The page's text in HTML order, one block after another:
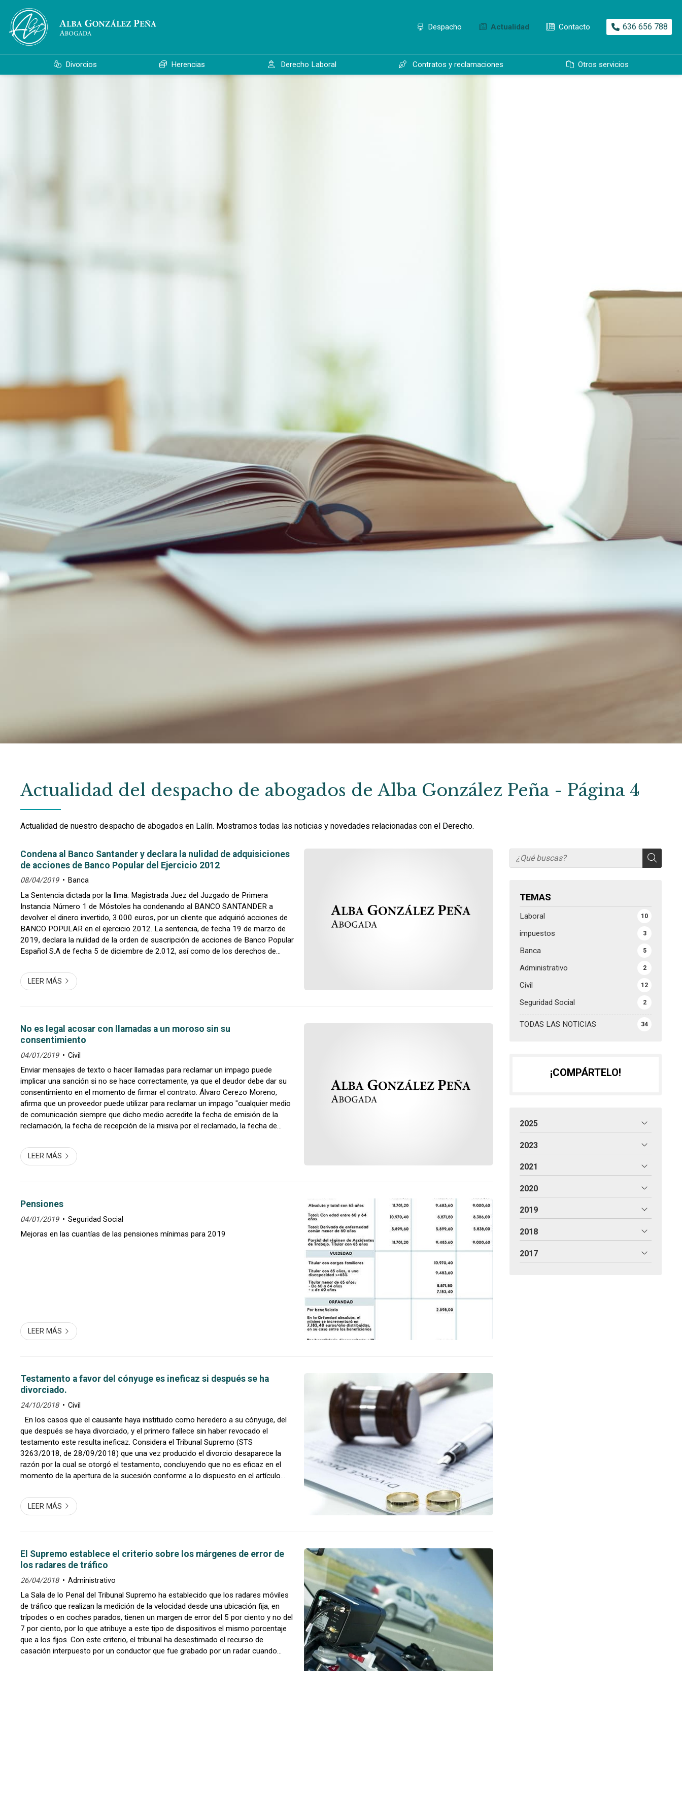
Despacho Actualidad Contacto 636 656 788
Divorcios Herencias Derecho Laboral Contratos y reclamaciones Otros servicios
Actualidad del despacho de abogados de Alba González Peña - Página 4
Actualidad de nuestro despacho de abogados en Lalín. Mostramos todas las noticias y novedades relacionadas con el Derecho.
TEMAS
TODAS LAS NOTICIAS 34
Laboral 10
impuestos 3
Banca 5
Administrativo 2
Civil 12
Seguridad Social 2
Condena al Banco Santander y declara la nulidad de adquisiciones
de acciones de Banco Popular del Ejercicio 2012
08/04/2019 Banca
La Sentencia dictada por la Ilma. Magistrada Juez del Juzgado de Primera
Instancia Número 1 de Móstoles ha condenando al BANCO SANTANDER a
devolver el dinero invertido, 3.000 euros, por un cliente que adquirió acciones de
BANCO POPULAR en el ejercicio 2012. La sentencia, de fecha 19 de marzo de
2019, declara la nulidad de la orden de suscripción de acciones de Banco Popular
Español S.A de fecha 5 de diciembre de 2.012, así como de los derechos de
LEER MÁS
No es legal acosar con llamadas a un moroso sin su
consentimiento
04/01/2019 Civil
Enviar mensajes de texto o hacer llamadas para reclamar un impago puede
implicar una sanción si no se hace correctamente, ya que el deudor debe dar su
consentimiento en el momento de firmar el contrato. Álvaro Cerezo Moreno,
afirma que un proveedor puede utilizar para reclamar un impago "cualquier medio
de comunicación siempre que dicho medio acredite la fecha de emisión de la
reclamación, la fecha de recepción de la misiva por el reclamado, la fecha de
LEER MÁS
Pensiones
04/01/2019 Seguridad Social
Mejoras en las cuantías de las pensiones mínimas para 2019
LEER MÁS
Testamento a favor del cónyuge es ineficaz si después se ha
divorciado.
24/10/2018 Civil
En los casos que el causante haya instituido como heredero a su cónyuge, del
que después se haya divorciado, y el primero fallece sin haber revocado el
testamento este resulta ineficaz. Considera el Tribunal Supremo (STS
3263/2018, de 28/09/2018) que una vez producido el divorcio desaparece la
razón por la cual se otorgó el testamento, concluyendo que no es eficaz en el
momento de la apertura de la sucesión conforme a lo dispuesto en el artículo
LEER MÁS
El Supremo establece el criterio sobre los márgenes de error de
los radares de tráfico
26/04/2018 Administrativo
La Sala de lo Penal del Tribunal Supremo ha establecido que los radares móviles
de tráfico que realizan la medición de la velocidad desde una ubicación fija, en
trípodes o en coches parados, tienen un margen de error del 5 por ciento y no del
7 por ciento, por lo que atribuye a este tipo de dispositivos el mismo porcentaje
que a los fijos. Con este criterio, el tribunal ha desestimado el recurso de
casación interpuesto por un conductor que fue grabado por un radar cuando
¡COMPÁRTELO!
2025
2023
2021
2020
2019
2018
2017